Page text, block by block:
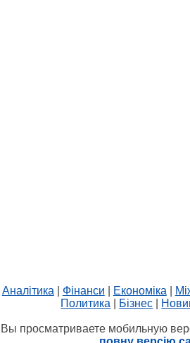
Аналітика Фінанси Економіка
Политика
Бізнес
Вы просматриваете мобильную